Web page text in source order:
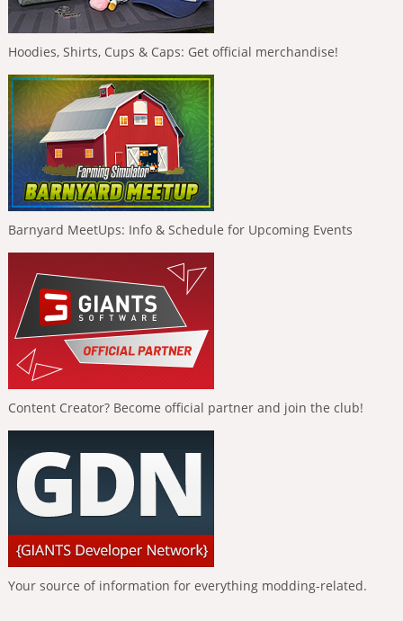
Hoodies, Shirts, Cups & Caps: Get official merchandise!
Barnyard MeetUps: Info & Schedule for Upcoming Events
Content Creator? Become official partner and join the club!
Your source of information for everything modding-related.